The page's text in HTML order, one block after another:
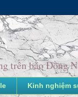
trên báo Đồng
Kinh nghiệm